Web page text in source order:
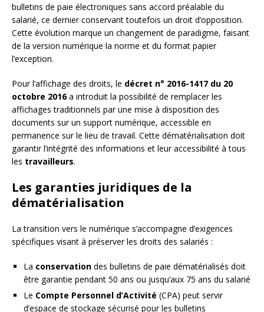
bulletins de paie électroniques sans accord préalable du
salarié, ce dernier conservant toutefois un droit d’opposition.
Cette évolution marque un changement de paradigme, faisant
de la version numérique la norme et du format papier
l’exception.
Pour l’affichage des droits, le décret n° 2016-1417 du 20
octobre 2016a introduit la possibilité de remplacer les
affichages traditionnels par une mise à disposition des
documents sur un support numérique, accessible en
permanence sur le lieu de travail. Cette dématérialisation doit
garantir l’intégrité des informations et leur accessibilité à tous
les travailleurs.
Les garanties juridiques de la
dématérialisation
La transition vers le numérique s’accompagne d’exigences
spécifiques visant à préserver les droits des salariés :
La conservation des bulletins de paie dématérialisés doit
être garantie pendant 50 ans ou jusqu’aux 75 ans du salarié
Le Compte Personnel d’Activité (CPA) peut servir
d’espace de stockage sécurisé pour les bulletins